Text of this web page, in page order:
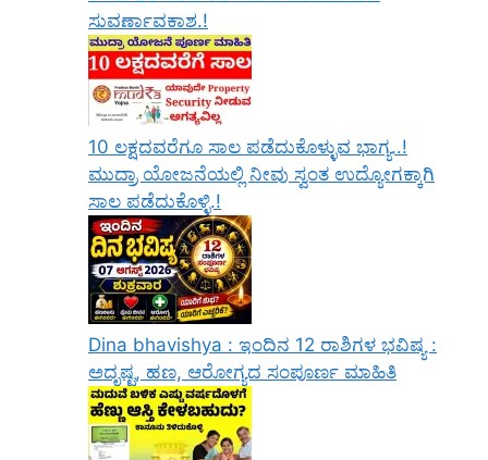
ಸುವರ್ಣಾವಕಾಶ.!
10 ಲಕ್ಷದವರೆಗೂ ಸಾಲ ಪಡೆದುಕೊಳ್ಳುವ ಭಾಗ್ಯ..!
ಮುದ್ರಾ ಯೋಜನೆಯಲ್ಲಿ ನೀವು ಸ್ವಂತ ಉದ್ಯೋಗಕ್ಕಾಗಿ
ಸಾಲ ಪಡೆದುಕೊಳ್ಳಿ.!
Dina bhavishya : ಇಂದಿನ 12 ರಾಶಿಗಳ ಭವಿಷ್ಯ :
ಅದೃಷ್ಟ, ಹಣ, ಆರೋಗ್ಯದ ಸಂಪೂರ್ಣ ಮಾಹಿತಿ